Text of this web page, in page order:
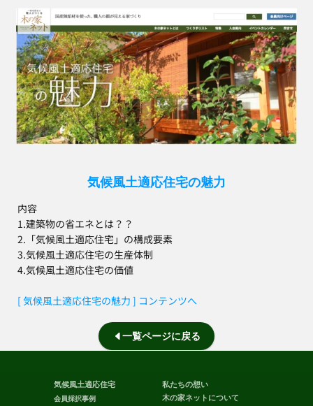
気候風土適応住宅の魅力
内容
1.建築物の省エネとは？？
2.「気候風土適応住宅」の構成要素
3.気候風土適応住宅の生産体制
4.気候風土適応住宅の価値
[ 気候風土適応住宅の魅力 ] コンテンツへ
一覧ページに戻る
気候風土適応住宅
会員採択事例
私たちの想い
木の家ネットについて